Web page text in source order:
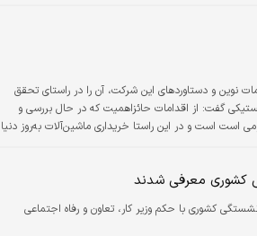
نوین و دستاوردهای این شرکت، آن را در راستای تحقق
گفت: از اقدامات حائزاهمیت که در حال بررسی و
است است و در این راستا خریداری ماشین‌آلات به‌روز دنیا
کشوری معرفی شدند
کشوری با حکم وزیر کار، تعاون و رفاه اجتماعی